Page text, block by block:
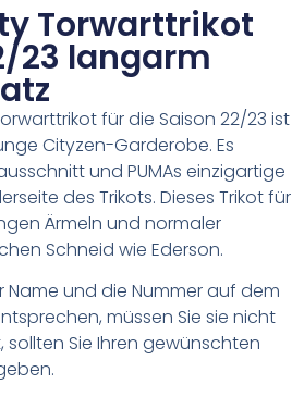
Torwarttrikot
23 langarm
für die Saison 22/23 ist
Cityzen-Garderobe. Es
und PUMAs einzigartige
des Trikots. Dieses Trikot für
Ärmeln und normaler
Schneid wie Ederson.
Name und die Nummer auf dem
müssen Sie sie nicht
Sie Ihren gewünschten